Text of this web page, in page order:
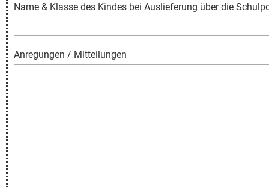
Name & Klasse des Kindes bei Auslieferung über die
Anregungen / Mitteilungen